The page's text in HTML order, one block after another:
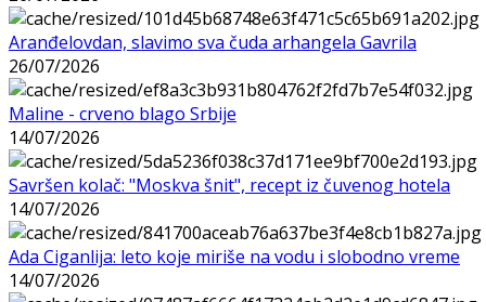
Aranđelovdan, slavimo sva čuda arhangela Gavrila
26/07/2026
Maline - crveno blago Srbije
14/07/2026
Savršen kolač: "Moskva šnit", recept iz čuvenog hotela
14/07/2026
Ada Ciganlija: leto koje miriše na vodu i slobodno vreme
14/07/2026